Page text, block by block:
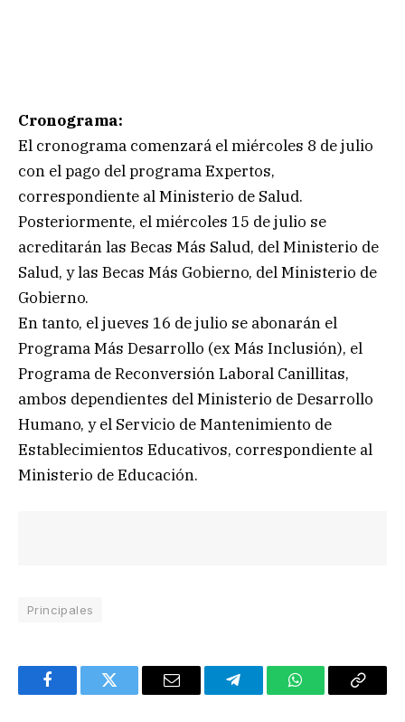
Cronograma:
El cronograma comenzará el miércoles 8 de julio
con el pago del programa Expertos,
correspondiente al Ministerio de Salud.
Posteriormente, el miércoles 15 de julio se
acreditarán las Becas Más Salud, del Ministerio de
Salud, y las Becas Más Gobierno, del Ministerio de
Gobierno.
En tanto, el jueves 16 de julio se abonarán el
Programa Más Desarrollo (ex Más Inclusión), el
Programa de Reconversión Laboral Canillitas,
ambos dependientes del Ministerio de Desarrollo
Humano, y el Servicio de Mantenimiento de
Establecimientos Educativos, correspondiente al
Ministerio de Educación.
Principales
FacebookTwitter Email TelegramWhatsAppCopy